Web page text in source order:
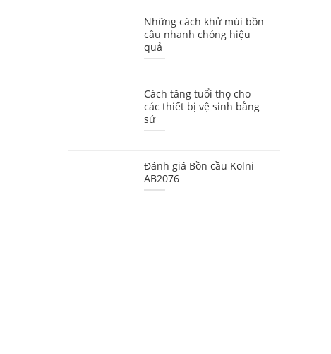
Những cách khử mùi bồn
cầu nhanh chóng hiệu
quả
Cách tăng tuổi thọ cho
các thiết bị vệ sinh bằng
sứ
Đánh giá Bồn cầu Kolni
AB2076